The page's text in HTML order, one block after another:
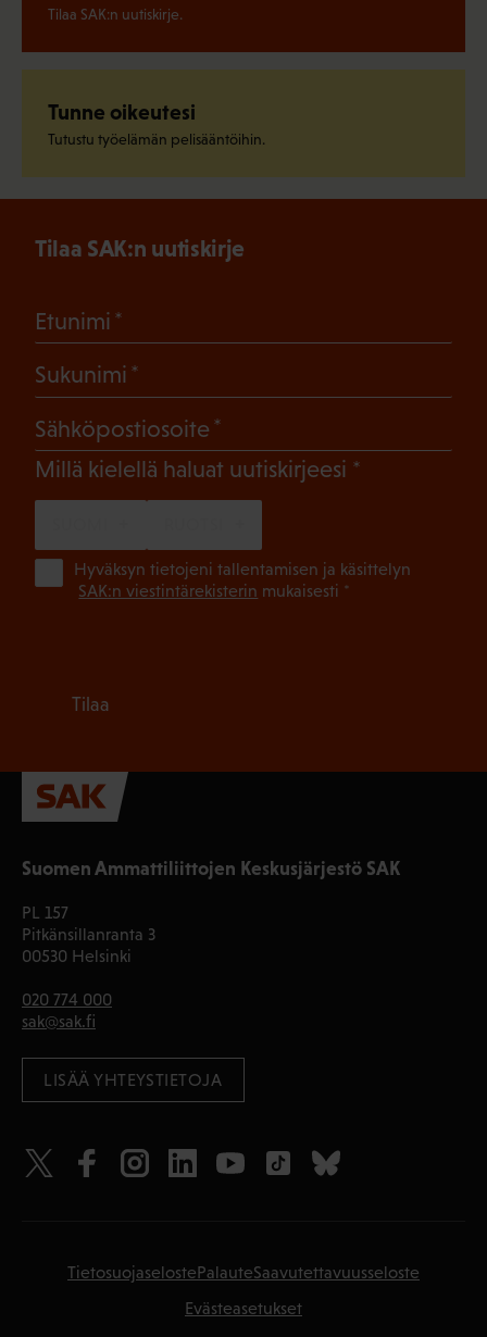
Tilaa SAK:n uutiskirje.
Tunne oikeutesi
Tutustu työelämän pelisääntöihin.
Suomen Ammattiliittojen Keskusjärjestö SAK
PL 157
Pitkänsillanranta 3
00530 Helsinki
020 774 000
sak@sak.fi
LISÄÄ YHTEYSTIETOJA
Tilaa SAK:n uutiskirje
Etunimi
Sukunimi
Sähköpostiosoite
Millä kielellä haluat uutiskirjeesi (Pakollinen)
Hyväksyn tietojeni tallentamisen ja käsittelyn
SAK:n viestintärekisterin mukaisesti *
Tilaa
TietosuojaselostePalauteSaavutettavuusseloste
Evästeasetukset